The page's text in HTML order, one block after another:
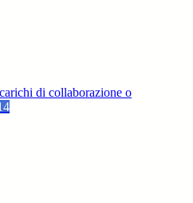
di collaborazione o